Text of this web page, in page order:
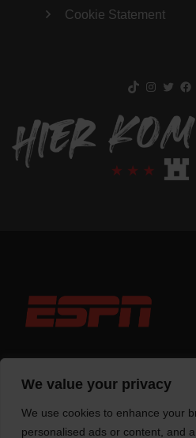
We value your privacy
We use cookies to enhance your
personalised ads or content, and
Cookie Statement